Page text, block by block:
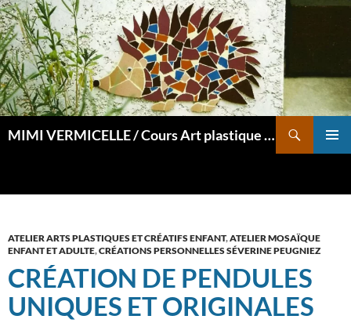
Aller
au
contenu
MIMI VERMICELLE / Cours Art plastique et mosaïque
ATELIER ARTS PLASTIQUES ET CRÉATIFS ENFANT,ATELIER MOSAÏQUE
ENFANT ET ADULTE,CRÉATIONS PERSONNELLES SÉVERINE PEUGNIEZ
CRÉATION DE PENDULES
UNIQUES ET ORIGINALES